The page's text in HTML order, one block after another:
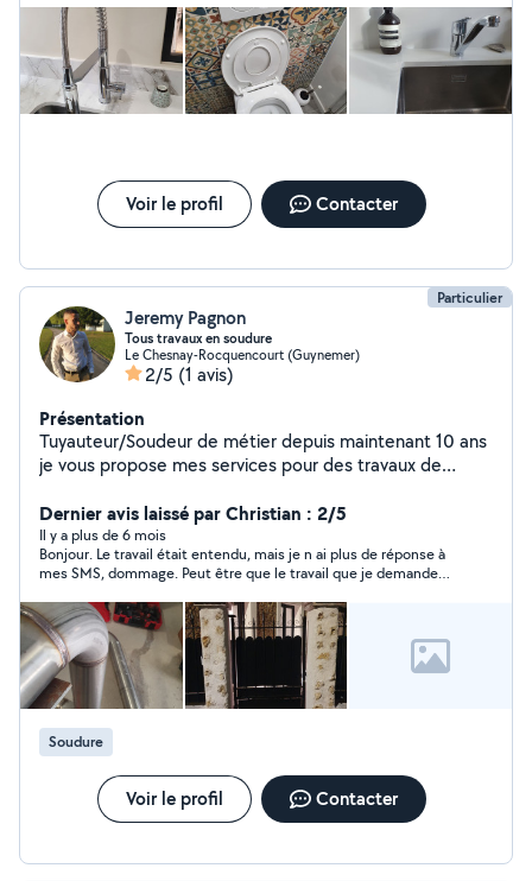
Voir le profil Contacter
Particulier
Jeremy Pagnon
Tous travaux en soudure
Le Chesnay-Rocquencourt (Guynemer)
2/5 (1 avis)
Présentation
Tuyauteur/Soudeur de métier depuis maintenant 10 ans
je vous propose mes services pour des travaux de
échappement etc.. Toujours très professionel dans mes
réalisations n'hestitez pas a me contactez pour plus de
renseignement.
Dernier avis laissé par Christian : 2/5
Il y a plus de 6 mois
Bonjour. Le travail était entendu, mais je n ai plus de réponse à
mes SMS, dommage. Peut être que le travail que je demande
Soudure
Voir le profil Contacter